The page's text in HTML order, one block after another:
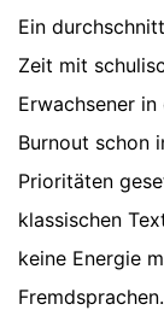
Ein
Zeit mit
Erwachsener
Burnout schon
Prioritäten
klassischen
keine Energie